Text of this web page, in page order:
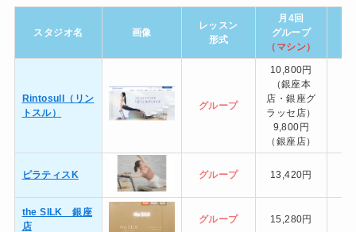
スタジオ名 画像
レッスン
形式
月4回
グループ
（マシン）
Rintosull（リン
トスル）
グループ
10,800円
（銀座本
店・銀座グ
ラッセ店）
9,800円
（銀座店）
ピラティスK グループ 13,420円
the SILK 銀座
店
グループ 15,280円